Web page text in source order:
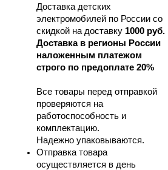
Доставка детских
электромобилей по России со
скидкой на доставку 1000 руб.
Доставка в регионы России
наложенным платежом
строго по предоплате 20%
Все товары перед отправкой
проверяются на
работоспособность и
комплектацию.
Надежно упаковываются.
Отправка товара
осуществляется в день